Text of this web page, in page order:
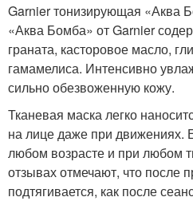
Garnier тонизирующая «Аква
«Аква Бомба» от Garnier
граната, касторовое масло,
гамамелиса. Интенсивно
сильно обезвоженную кожу.
Тканевая маска легко
на лице даже при движениях.
любом возрасте и при любом
отзывах отмечают, что после
подтягивается, как после